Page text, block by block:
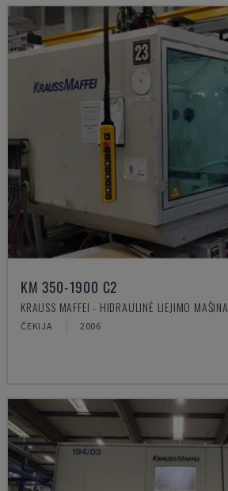
KM 350-1900 C2
KRAUSS MAFFEI - HIDRAULINĖ LIEJIMO MAŠINA
ČEKIJA 2006